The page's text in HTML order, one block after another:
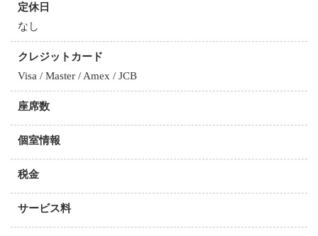
定休日
なし
クレジットカード
Visa / Master / Amex / JCB
座席数
個室情報
税金
サービス料